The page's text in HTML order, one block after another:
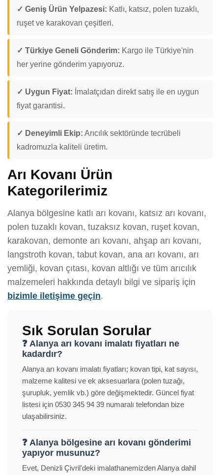
✓ Geniş Ürün Yelpazesi: Katlı, katsız, polen tuzaklı,
ruşet ve karakovan çeşitleri.
✓ Türkiye Geneli Gönderim: Kargo ile Türkiye'nin
her yerine gönderim yapıyoruz.
✓ Uygun Fiyat: İmalatçıdan direkt satış ile en uygun
fiyat garantisi.
✓ Deneyimli Ekip: Arıcılık sektöründe tecrübeli
kadromuzla kaliteli üretim.
Arı Kovanı Ürün
Kategorilerimiz
Alanya bölgesine katlı arı kovanı, katsız arı kovanı,
polen tuzaklı kovan, tuzaksız kovan, ruşet kovan,
karakovan, demonte arı kovanı, ahşap arı kovanı,
langstroth kovan, tabut kovan, ana arı kovanı, arı
yemliği, kovan çıtası, kovan altlığı ve tüm arıcılık
malzemeleri hakkında detaylı bilgi ve sipariş için
bizimle iletişime geçin.
Sık Sorulan Sorular
❓ Alanya arı kovanı imalatı fiyatları ne
kadardır?
Alanya arı kovanı imalatı fiyatları; kovan tipi, kat sayısı,
malzeme kalitesi ve ek aksesuarlara (polen tuzağı,
şurupluk, yemlik vb.) göre değişmektedir. Güncel fiyat
listesi için 0530 345 94 39 numaralı telefondan bize
ulaşabilirsiniz.
❓ Alanya bölgesine arı kovanı gönderimi
yapıyor musunuz?
Evet, Denizli Çivril'deki imalathanemizden Alanya dahil